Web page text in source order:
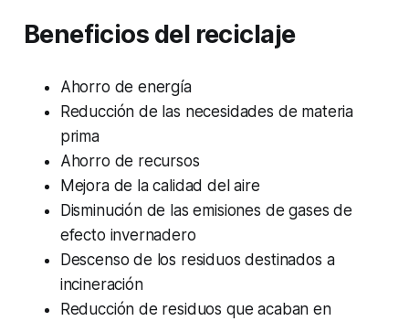
Beneficios del reciclaje
Ahorro de energía
Reducción de las necesidades de materia
prima
Ahorro de recursos
Mejora de la calidad del aire
Disminución de las emisiones de gases de
efecto invernadero
Descenso de los residuos destinados a
incineración
Reducción de residuos que acaban en